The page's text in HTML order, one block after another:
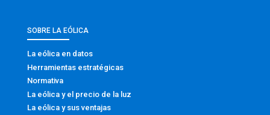
SOBRE LA EÓLICA
La eólica en datos
Herramientas estratégicas
Normativa
La eólica y el precio de la luz
La eólica y sus ventajas